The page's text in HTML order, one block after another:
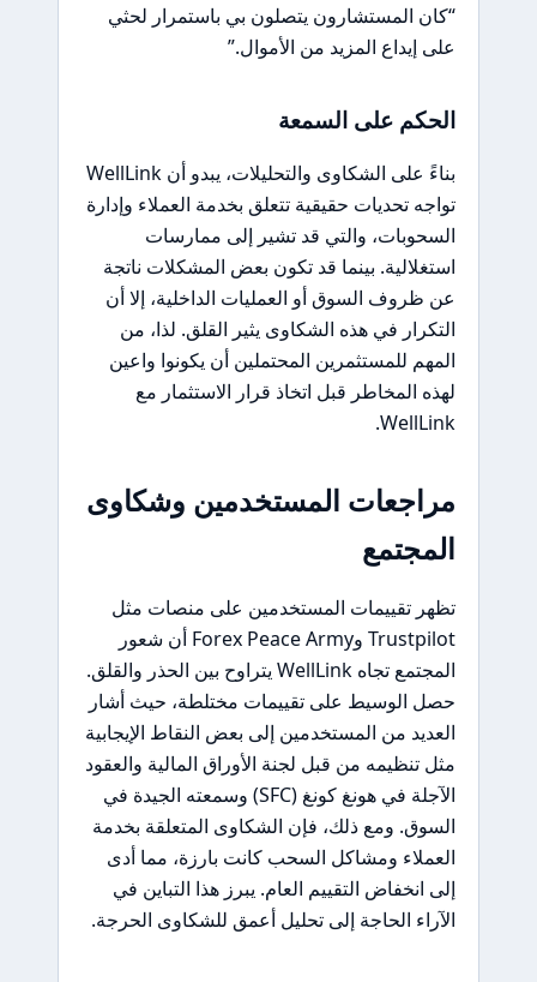
“كان المستشارون يتصلون بي باستمرار لحثي
على إيداع المزيد من الأموال.”
الحكم على السمعة
بناءً على الشكاوى والتحليلات، يبدو أن WellLink
تواجه تحديات حقيقية تتعلق بخدمة العملاء وإدارة
السحوبات، والتي قد تشير إلى ممارسات
استغلالية. بينما قد تكون بعض المشكلات ناتجة
عن ظروف السوق أو العمليات الداخلية، إلا أن
التكرار في هذه الشكاوى يثير القلق. لذا، من
المهم للمستثمرين المحتملين أن يكونوا واعين
لهذه المخاطر قبل اتخاذ قرار الاستثمار مع
WellLink.
مراجعات المستخدمين وشكاوى
المجتمع
تظهر تقييمات المستخدمين على منصات مثل
Trustpilot وForex Peace Army أن شعور
المجتمع تجاه WellLink يتراوح بين الحذر والقلق.
حصل الوسيط على تقييمات مختلطة، حيث أشار
العديد من المستخدمين إلى بعض النقاط الإيجابية
مثل تنظيمه من قبل لجنة الأوراق المالية والعقود
الآجلة في هونغ كونغ (SFC) وسمعته الجيدة في
السوق. ومع ذلك، فإن الشكاوى المتعلقة بخدمة
العملاء ومشاكل السحب كانت بارزة، مما أدى
إلى انخفاض التقييم العام. يبرز هذا التباين في
الآراء الحاجة إلى تحليل أعمق للشكاوى الحرجة.